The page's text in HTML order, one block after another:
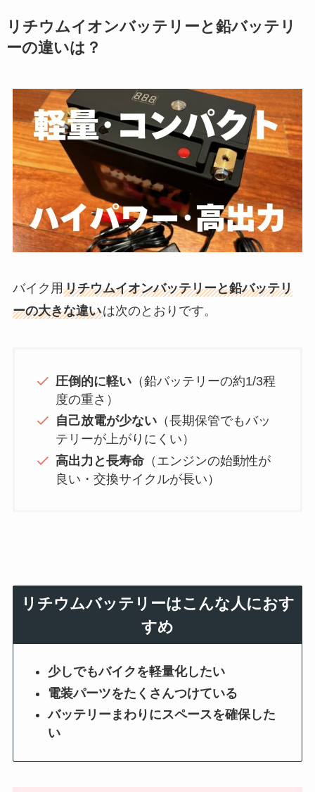
リチウムイオンバッテリーと鉛バッテリ
ーの違いは？
バイク用 リチウムイオンバッテリーと鉛バッテリ
ーの大きな違いは次のとおりです。
圧倒的に軽い （鉛バッテリーの約1/3程
度の重さ）
自己放電が少ない （長期保管でもバッ
テリーが上がりにくい）
高出力と長寿命 （エンジンの始動性が
良い・交換サイクルが長い）
リチウムバッテリーはこんな人におす
すめ
少しでもバイクを軽量化したい
電装パーツをたくさんつけている
バッテリーまわりにスペースを確保した
い